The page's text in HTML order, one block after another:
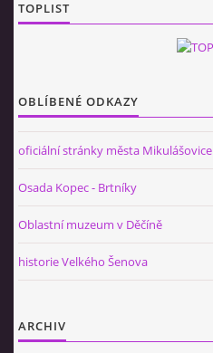
TOPLIST
OBLÍBENÉ ODKAZY
oficiální stránky města Mikulášovice
Osada Kopec - Brtníky
Oblastní muzeum v Děčíně
historie Velkého Šenova
ARCHIV